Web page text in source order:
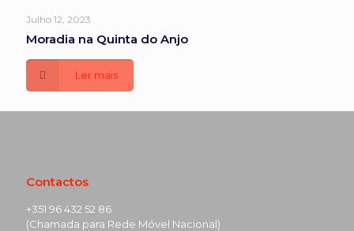
Julho 12, 2023
Moradia na Quinta do Anjo
Ler mais
Contactos
+351 96 432 52 86
(Chamada para Rede Móvel Nacional)